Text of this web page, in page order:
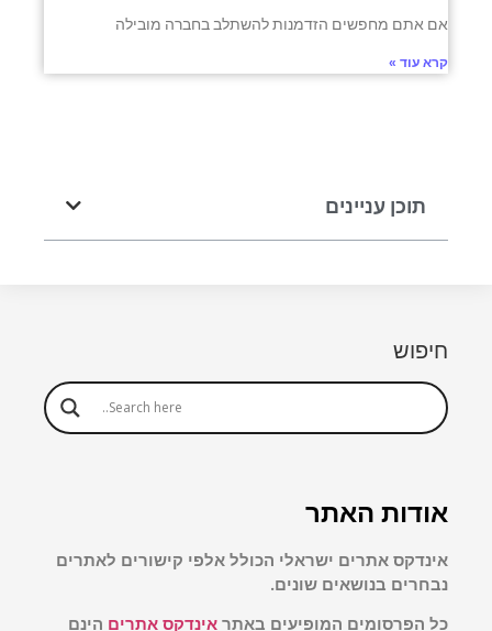
אם אתם מחפשים הזדמנות להשתלב בחברה מובילה
קרא עוד »
תוכן עניינים
חיפוש
אודות האתר
אינדקס אתרים ישראלי הכולל אלפי קישורים לאתרים
נבחרים בנושאים שונים.
כל הפרסומים המופיעים באתר אינדקס אתרים הינם